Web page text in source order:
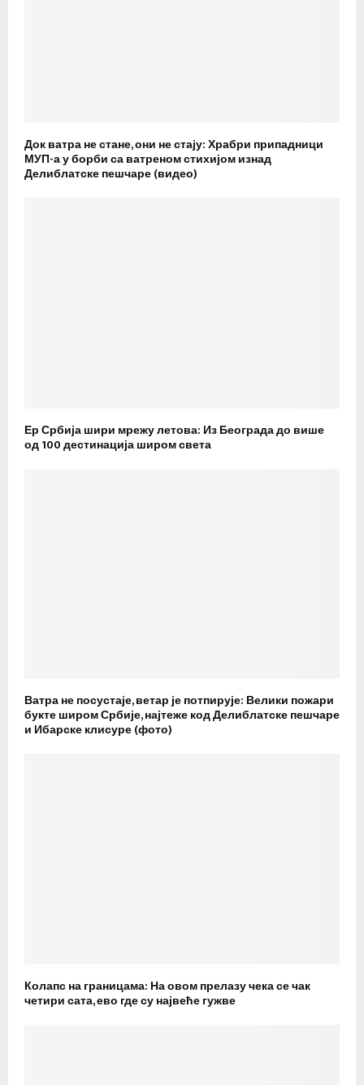
Док ватра не стане, они не стају: Храбри припадници
МУП-а у борби са ватреном стихијом изнад
Делиблатске пешчаре (видео)
Ер Србија шири мрежу летова: Из Београда до више
од 100 дестинација широм света
Ватра не посустаје, ветар је потпирује: Велики пожари
букте широм Србије, најтеже код Делиблатске пешчаре
и Ибарске клисуре (фото)
Колапс на границама: На овом прелазу чека се чак
четири сата, ево где су највеће гужве